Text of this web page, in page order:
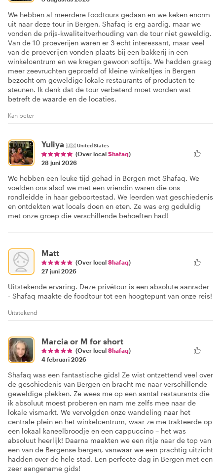
We hebben al meerdere foodtours gedaan en we keken enorm
uit naar deze tour in Bergen. Shafaq is erg aardig, maar we
vonden de prijs-kwaliteitverhouding van de tour niet geweldig.
Van de 10 proeverijen waren er 3 echt interessant, maar veel
van de proeverijen vonden plaats bij een bakkerij in een
winkelcentrum en we kregen gewoon softijs. We hadden graag
meer zeevruchten geproefd of kleine winkeltjes in Bergen
bezocht om geweldige lokale restaurants of producten te
steunen. Ik denk dat de tour verbeterd moet worden wat
betreft de waarde en de locaties.
Kan beter
Yuliya 🇺🇸United States
(Over local Shafaq)
28 juni 2026
We hebben een leuke tijd gehad in Bergen met Shafaq. We
voelden ons alsof we met een vriendin waren die ons
rondleidde in haar geboortestad. We leerden wat geschiedenis
en ontdekten wat locals doen en eten. Ze was erg geduldig
met onze groep die verschillende behoeften had!
Matt
(Over local Shafaq)
27 juni 2026
Uitstekende ervaring. Deze privétour is een absolute aanrader
- Shafaq maakte de foodtour tot een hoogtepunt van onze reis!
Uitstekend
Marcia or M for short
(Over local Shafaq)
4 februari 2026
Shafaq was een fantastische gids! Ze wist ontzettend veel over
de geschiedenis van Bergen en bracht me naar verschillende
geweldige plekken. Ze wees me op een aantal restaurants die
ik absoluut moest proberen en nam me zelfs mee naar de
lokale vismarkt. We vervolgden onze wandeling naar het
centrale plein en het winkelcentrum, waar ze me trakteerde op
een lokaal kaneelbroodje en een cappuccino – het was
absoluut heerlijk! Daarna maakten we een ritje naar de top van
een van de Bergense bergen, vanwaar we een prachtig uitzicht
hadden over de hele stad. Een perfecte dag in Bergen met een
zeer aangename gids!